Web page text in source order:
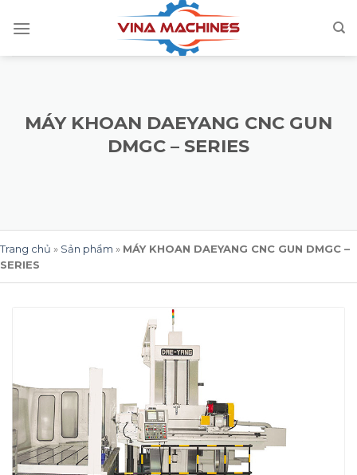
MÁY KHOAN DAEYANG CNC GUN
DMGC – SERIES
Trang chủ » Sản phẩm » MÁY KHOAN DAEYANG CNC GUN DMGC –
SERIES